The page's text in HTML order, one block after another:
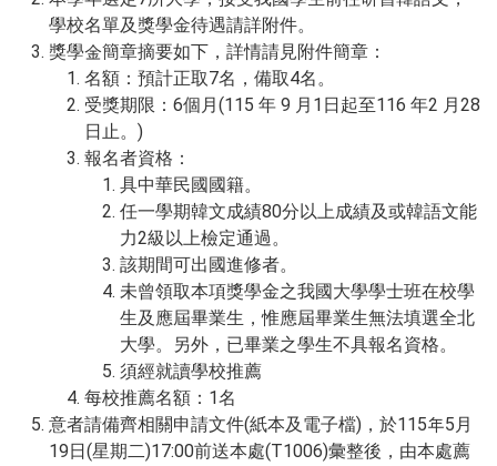
學校名單及獎學金待遇請詳附件。
獎學金簡章摘要如下，詳情請見附件簡章：
名額：預計正取7名，備取4名。
受獎期限：6個月(115 年 9 月1日起至116 年2 月28
日止。)
報名者資格：
具中華民國國籍。
任一學期韓文成績80分以上成績及或韓語文能
力2級以上檢定通過。
該期間可出國進修者。
未曾領取本項獎學金之我國大學學士班在校學
生及應屆畢業生，惟應屆畢業生無法填選全北
大學。另外，已畢業之學生不具報名資格。
須經就讀學校推薦
每校推薦名額：1名
意者請備齊相關申請文件(紙本及電子檔)，於115年5月
19日(星期二)17:00前送本處(T1006)彙整後，由本處薦